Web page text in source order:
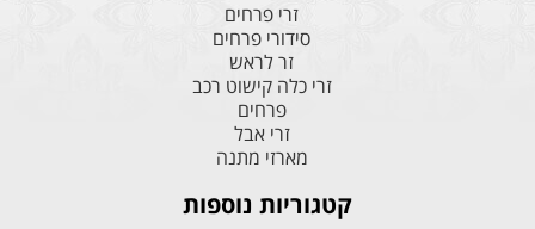
זרי פרחים
סידורי פרחים
זר לראש
זרי כלה קישוט רכב
פרחים
זרי אבל
מארזי מתנה
קטגוריות נוספות